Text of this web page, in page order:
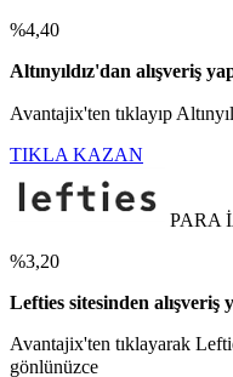
%4,40
Altınyıldız'dan alışveriş
Avantajix'ten tıklayıp
TIKLA KAZAN
PARA
%3,20
Lefties sitesinden
Avantajix'ten tıklayarak
gönlünüzce